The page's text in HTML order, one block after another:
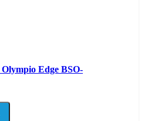
Edge BSO-